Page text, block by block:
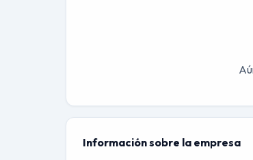
Información sobre la empresa